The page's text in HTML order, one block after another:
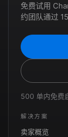
免费试用
约团队通过
500 单内免费
解决方案
卖家概览